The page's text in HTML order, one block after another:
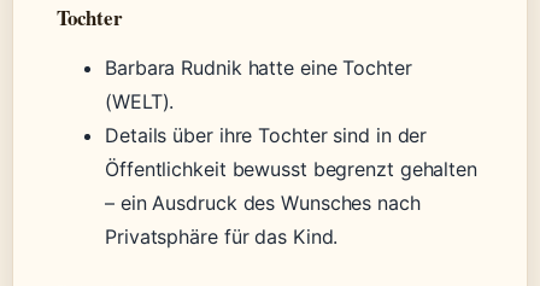
Tochter
Barbara Rudnik hatte eine Tochter
(WELT).
Details über ihre Tochter sind in der
Öffentlichkeit bewusst begrenzt gehalten
– ein Ausdruck des Wunsches nach
Privatsphäre für das Kind.